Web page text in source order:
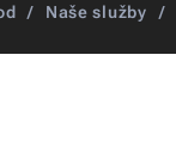
Naše služby